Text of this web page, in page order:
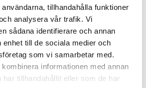
tillhandahålla funktioner
analysera vår trafik. Vi
sådana identifierare och annan
enhet till de sociala medier och
som vi samarbetar med.
informationen med annan
har tillhandahållit eller som de har
2026-09-04
DAGAR KVAR:
24